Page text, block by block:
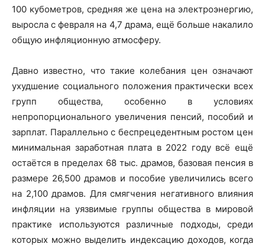
100 кубометров, средняя же цена на электроэнергию,
выросла с февраля на 4,7 драма, ещё больше накалило
общую инфляционную атмосферу.
Давно известно, что такие колебания цен означают
ухудшение социального положения практически всех
групп общества, особенно в условиях
непропорционального увеличения пенсий, пособий и
зарплат. Параллельно с беспрецедентным ростом цен
минимальная заработная плата в 2022 году всё ещё
остаётся в пределах 68 тыс. драмов, базовая пенсия в
размере 26,500 драмов и пособие увеличились всего
на 2,100 драмов. Для смягчения негативного влияния
инфляции на уязвимые группы общества в мировой
практике используются различные подходы, среди
которых можно выделить индексацию доходов, когда